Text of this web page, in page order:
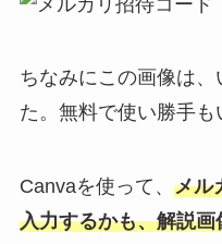
ちなみにこの画像は、
た。無料で使い勝手も
Canvaを使って、 メル
入力するかも、解説